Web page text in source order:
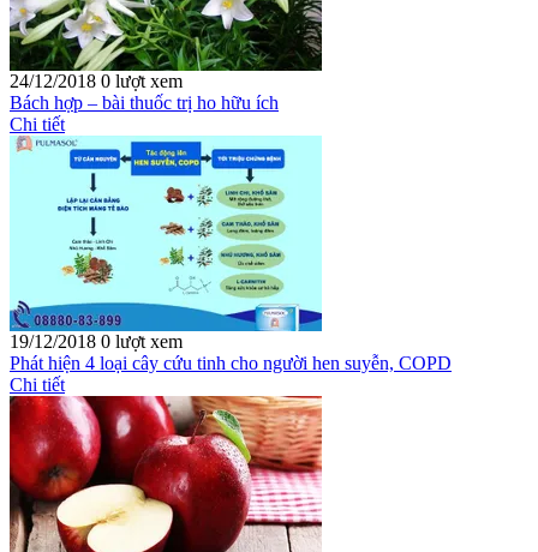
24/12/2018 0 lượt xem
Bách hợp – bài thuốc trị ho hữu ích
Chi tiết
19/12/2018 0 lượt xem
Phát hiện 4 loại cây cứu tinh cho người hen suyễn, COPD
Chi tiết